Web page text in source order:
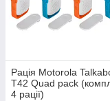
Рація Motorola
T42 Quad pack
4 рації)